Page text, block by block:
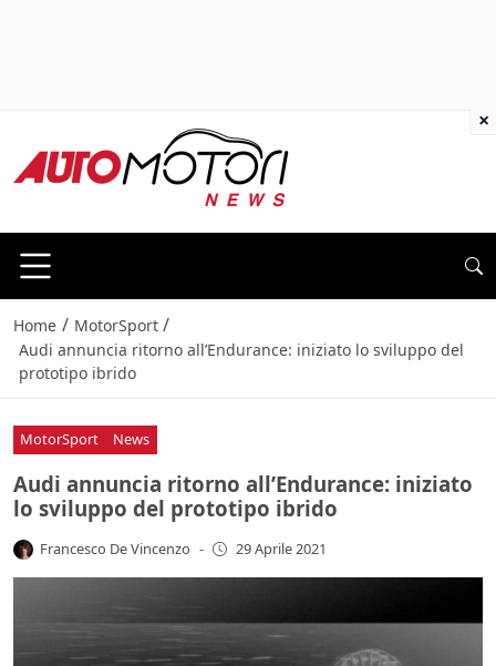
Home / MotorSport /
Audi annuncia ritorno all’Endurance: iniziato lo sviluppo del
prototipo ibrido
MotorSport News
Audi annuncia ritorno all’Endurance: iniziato
lo sviluppo del prototipo ibrido
Francesco De Vincenzo - 29 Aprile 2021
×